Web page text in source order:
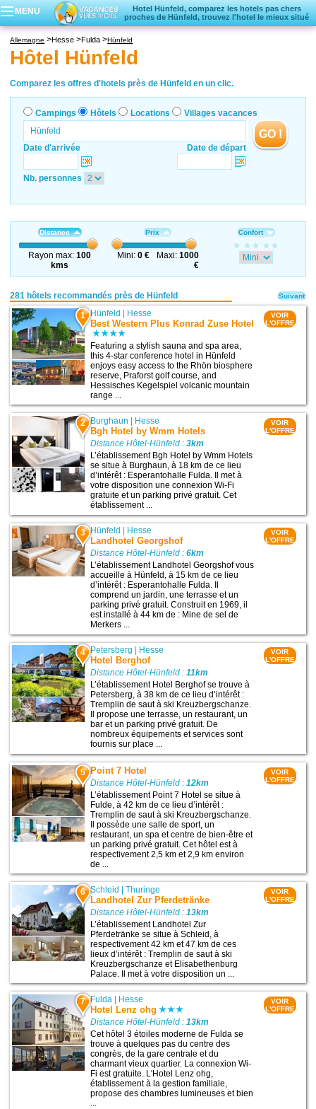
MENU
Hotel Hünfeld, comparez les hotels pas chers
proches de Hünfeld, trouvez l'hotel le mieux situé
Locations vacances
Villages vacances
Allemagne Hesse Fulda Hünfeld
Hôtel Hünfeld
Comparez les offres d'hotels près de Hünfeld en un clic.
Campings Hôtels Locations Villages vacances
Date d'arrivée Date de départ
GO !
Nb. personnes
Distance
Rayon max:100
kms
Prix
Mini: 0 € Maxi:1000
€
Confort
281 hôtels recommandés près de Hünfeld
1 Hünfeld | Hesse
Best Western Plus Konrad Zuse Hotel
Featuring a stylish sauna and spa area,
this 4-star conference hotel in Hünfeld
enjoys easy access to the Rhön biosphere
reserve, Praforst golf course, and
Hessisches Kegelspiel volcanic mountain
range ...
VOIR
L'OFFRE
2 Burghaun Hesse
Bgh Hotel by Wmm Hotels
Distance Hôtel-Hünfeld :3km
L’établissement Bgh Hotel by Wmm Hotels
se situe à Burghaun, à 18 km de ce lieu
d’intérêt : Esperantohalle Fulda. Il met à
votre disposition une connexion Wi-Fi
gratuite et un parking privé gratuit. Cet
établissement ...
VOIR
L'OFFRE
3 Hünfeld Hesse
Landhotel Georgshof
Distance Hôtel-Hünfeld :6km
L’établissement Landhotel Georgshof vous
accueille à Hünfeld, à 15 km de ce lieu
d’intérêt : Esperantohalle Fulda. Il
comprend un jardin, une terrasse et un
parking privé gratuit. Construit en 1969, il
est installé à 44 km de : Mine de sel de
Merkers ...
VOIR
L'OFFRE
4 Petersberg Hesse
Hotel Berghof
Distance Hôtel-Hünfeld :11km
L’établissement Hotel Berghof se trouve à
Petersberg, à 38 km de ce lieu d’intérêt :
Tremplin de saut à ski Kreuzbergschanze.
Il propose une terrasse, un restaurant, un
bar et un parking privé gratuit. De
nombreux équipements et services sont
fournis sur place ...
VOIR
L'OFFRE
5 Point 7 Hotel
Distance Hôtel-Hünfeld :12km
L’établissement Point 7 Hotel se situe à
Fulde, à 42 km de ce lieu d’intérêt :
Tremplin de saut à ski Kreuzbergschanze.
Il possède une salle de sport, un
restaurant, un spa et centre de bien-être et
un parking privé gratuit. Cet hôtel est à
respectivement 2,5 km et 2,9 km environ
de ...
VOIR
L'OFFRE
6 Schleid |Thuringe
Landhotel Zur Pferdetränke
Distance Hôtel-Hünfeld :13km
L’établissement Landhotel Zur
Pferdetränke se situe à Schleid, à
respectivement 42 km et 47 km de ces
lieux d’intérêt : Tremplin de saut à ski
Kreuzbergschanze et Elisabethenburg
Palace. Il met à votre disposition un ...
VOIR
L'OFFRE
7 Fulda Hesse
Hotel Lenz ohg
Distance Hôtel-Hünfeld :13km
Cet hôtel 3 étoiles moderne de Fulda se
trouve à quelques pas du centre des
congrès, de la gare centrale et du
charmant vieux quartier. La connexion Wi-
Fi est gratuite. L'Hotel Lenz ohg,
établissement à la gestion familiale,
propose des chambres lumineuses et bien
...
VOIR
L'OFFRE
Suivant